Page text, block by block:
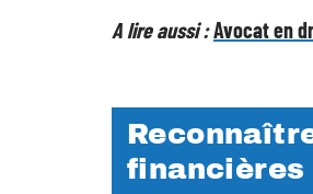
A lire aussi :Avocat en
financières